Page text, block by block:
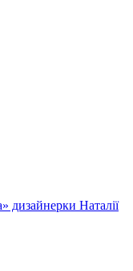
дизайнерки Наталії